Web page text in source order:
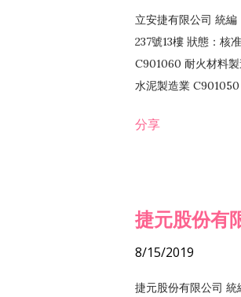
立安捷有限公司 統
237號13樓 狀態：核
C901060 耐火材料
水泥製造業
EZ99990 其他工程
分享
捷元股份有
8/15/2019
捷元股份有限公司 統